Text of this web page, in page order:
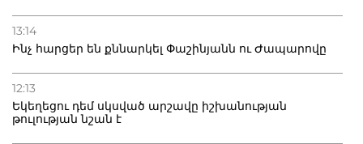
13:14
Ինչ հարցեր են քննարկել Փաշինյանն ու Ժապարովը
12:13
Եկեղեցու դեմ սկսված արշավը իշխանության
թուլության նշան է